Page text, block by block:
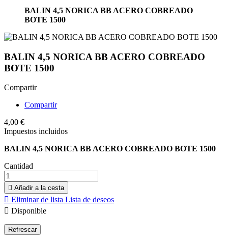
BALIN 4,5 NORICA BB ACERO COBREADO
BOTE 1500
BALIN 4,5 NORICA BB ACERO COBREADO
BOTE 1500
Compartir
Compartir
4,00 €
Impuestos incluidos
BALIN 4,5 NORICA BB ACERO COBREADO BOTE 1500
Cantidad
 Añadir a la cesta
 Eliminar de lista Lista de deseos
 Disponible